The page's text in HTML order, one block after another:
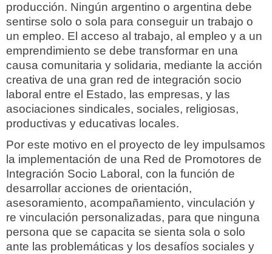
producción. Ningún argentino o argentina debe
sentirse solo o sola para conseguir un trabajo o
un empleo. El acceso al trabajo, al empleo y a un
emprendimiento se debe transformar en una
causa comunitaria y solidaria, mediante la acción
creativa de una gran red de integración socio
laboral entre el Estado, las empresas, y las
asociaciones sindicales, sociales, religiosas,
productivas y educativas locales.
Por este motivo en el proyecto de ley impulsamos
la implementación de una Red de Promotores de
Integración Socio Laboral, con la función de
desarrollar acciones de orientación,
asesoramiento, acompañamiento, vinculación y
re vinculación personalizadas, para que ninguna
persona que se capacita se sienta sola o solo
ante las problemáticas y los desafíos sociales y